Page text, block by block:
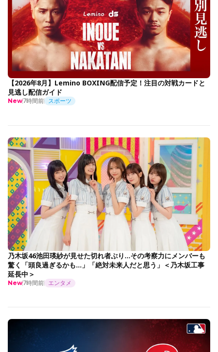
【2026年8月】Lemino BOXING配信予定！注目の対戦カードと
見逃し配信ガイド
New7時間前 スポーツ
乃木坂46池田瑛紗が見せた切れ者ぶり…その考察力にメンバーも
驚く「頭良過ぎるかも…」「絶対未来人だと思う」＜乃木坂工事
延長中＞
New7時間前 エンタメ